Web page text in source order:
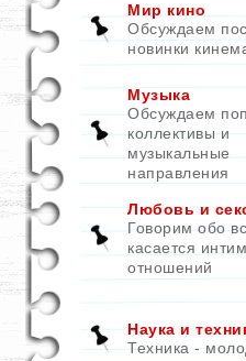
Мир кино
Обсуждаем
новинки
Музыка
Обсуждаем
коллективы и
музыкальные
направления
Любовь и
Говорим обо
касается
отношений
Наука и
Техника -